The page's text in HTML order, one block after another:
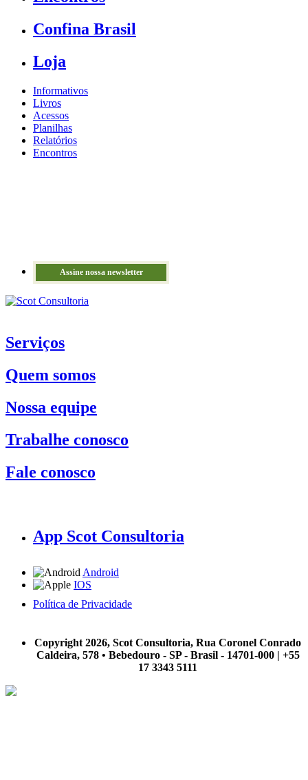
Confina Brasil
Loja
Informativos
Livros
Acessos
Planilhas
Relatórios
Encontros
Assine nossa newsletter
Serviços
Quem somos
Nossa equipe
Trabalhe conosco
Fale conosco
App Scot Consultoria
Android
IOS
Política de Privacidade
Copyright 2026, Scot Consultoria, Rua Coronel Conrado
Caldeira, 578 • Bebedouro - SP - Brasil - 14701-000 | +55
17 3343 5111